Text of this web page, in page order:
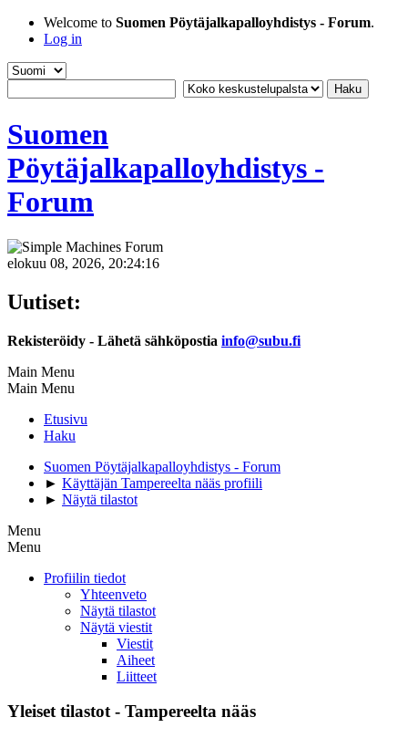
Welcome to Suomen Pöytäjalkapalloyhdistys - Forum.
Log in
Suomen
Pöytäjalkapalloyhdistys -
Forum
elokuu 08, 2026, 20:24:16
Uutiset:
Rekisteröidy - Lähetä sähköpostia info@subu.fi
Main Menu
Main Menu
Etusivu
Haku
Suomen Pöytäjalkapalloyhdistys - Forum
► Käyttäjän Tampereelta nääs profiili
► Näytä tilastot
Menu
Menu
Profiilin tiedot
Yhteenveto
Näytä tilastot
Näytä viestit
Viestit
Aiheet
Liitteet
Yleiset tilastot - Tampereelta nääs